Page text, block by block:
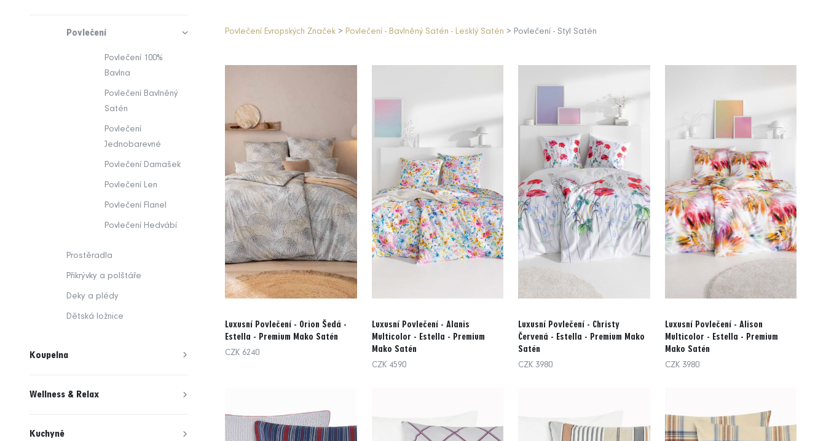
Povlečení Evropských Značek > Povlečení - Bavlněný Satén - Lesklý Satén > Povlečení - Styl Satén
Luxusní Povlečení - Orion Šedá -
Estella - Premium Mako Satén
CZK 6240
Luxusní Povlečení - Alanis
Multicolor - Estella - Premium
Mako Satén
CZK 4590
Luxusní Povlečení - Christy
Červená - Estella - Premium Mako
Satén
CZK 3980
Luxusní Povlečení - Alison
Multicolor - Estella - Premium
Mako Satén
CZK 3980
Povlečení
Povlečení 100%
Bavlna
Povlečení Bavlněný
Satén
Povlečení
Jednobarevné
Povlečení Damašek
Povlečení Len
Povlečení Flanel
Povlečení Hedvábí
Prostěradla
Přikrývky a polštáře
Deky a plédy
Dětská ložnice
Koupelna
Wellness & Relax
Kuchyně